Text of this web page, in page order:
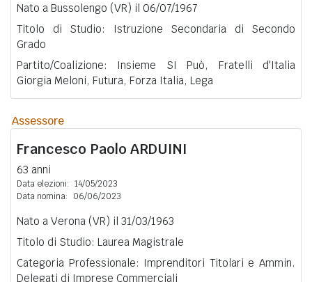
Nato a Bussolengo (VR) il 06/07/1967
Titolo di Studio: Istruzione Secondaria di Secondo
Grado
Partito/Coalizione: Insieme SI Può, Fratelli d'Italia
Giorgia Meloni, Futura, Forza Italia, Lega
Assessore
Francesco Paolo ARDUINI
63 anni
Data elezioni: 14/05/2023
Data nomina:
06/06/2023
Nato a Verona (VR) il 31/03/1963
Titolo di Studio: Laurea Magistrale
Categoria Professionale: Imprenditori Titolari e Ammin.
Delegati di Imprese Commerciali